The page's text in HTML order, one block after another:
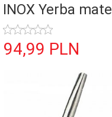
INOX Yerba mate
94,99 PLN